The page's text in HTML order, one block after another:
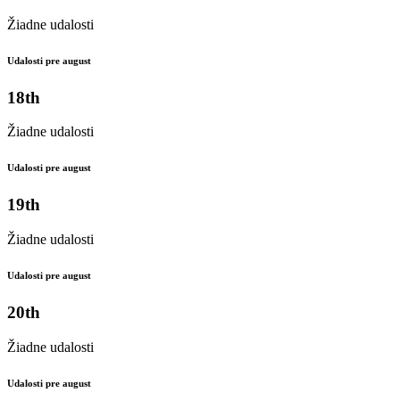
Žiadne udalosti
Udalosti pre august
18th
Žiadne udalosti
Udalosti pre august
19th
Žiadne udalosti
Udalosti pre august
20th
Žiadne udalosti
Udalosti pre august